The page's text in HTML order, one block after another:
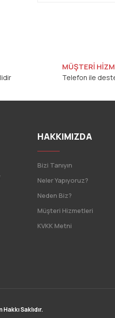
MÜŞTERİ
Telefon ile
HAKKIMIZDA
Bizi Tanıyın
Neler Yapıyoruz?
Neden Biz?
Müşteri Hizmetleri
KVKK Metni
Saklıdır.